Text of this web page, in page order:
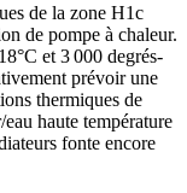
de la zone H1c
de pompe à chaleur.
et 3 000 degrés-
prévoir une
thermiques de
haute température
fonte encore